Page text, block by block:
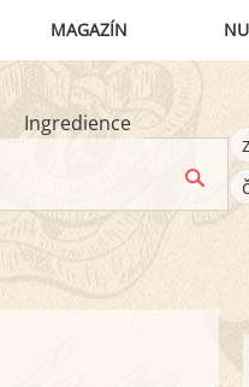
MAGAZÍN
Ingredience